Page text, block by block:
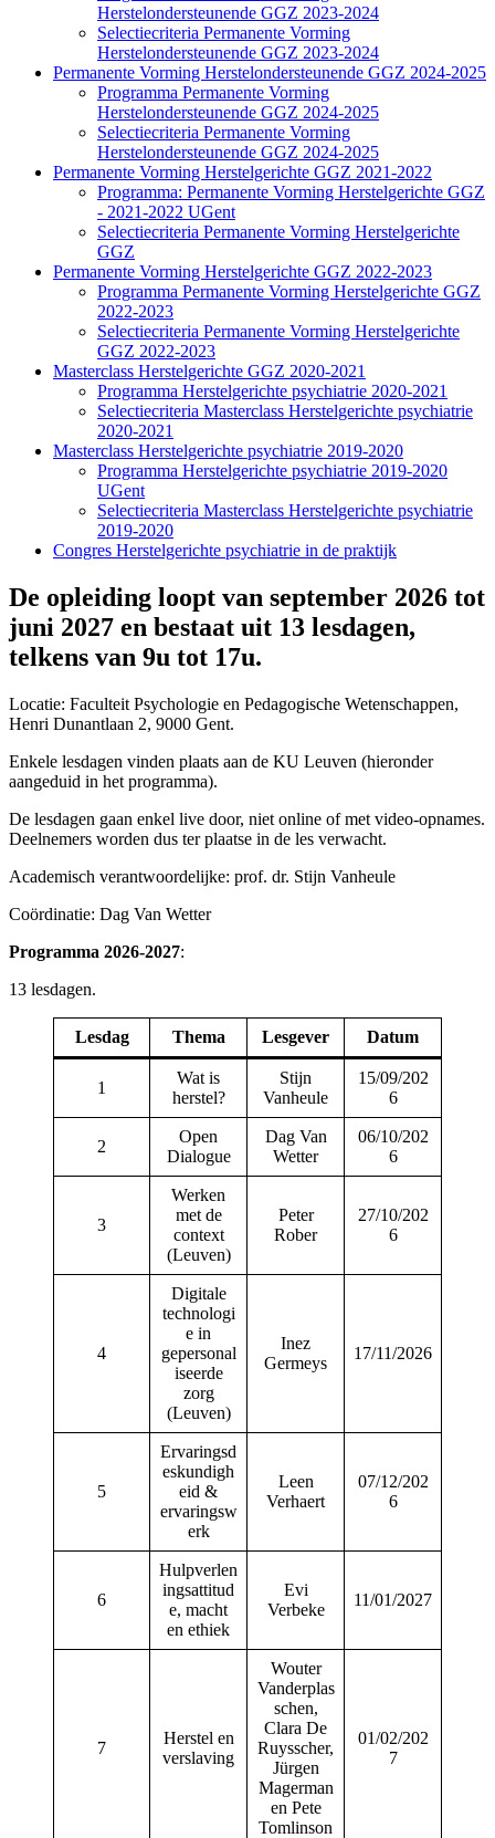
Herstelondersteunende GGZ 2023-2024
Selectiecriteria Permanente Vorming
Herstelondersteunende GGZ 2023-2024
Permanente Vorming Herstelondersteunende GGZ 2024-2025
Programma Permanente Vorming
Herstelondersteunende GGZ 2024-2025
Selectiecriteria Permanente Vorming
Herstelondersteunende GGZ 2024-2025
Permanente Vorming Herstelgerichte GGZ 2021-2022
Programma: Permanente Vorming Herstelgerichte GGZ
- 2021-2022 UGent
Selectiecriteria Permanente Vorming Herstelgerichte
GGZ
Permanente Vorming Herstelgerichte GGZ 2022-2023
Programma Permanente Vorming Herstelgerichte GGZ
2022-2023
Selectiecriteria Permanente Vorming Herstelgerichte
GGZ 2022-2023
Masterclass Herstelgerichte GGZ 2020-2021
Programma Herstelgerichte psychiatrie 2020-2021
Selectiecriteria Masterclass Herstelgerichte psychiatrie
2020-2021
Masterclass Herstelgerichte psychiatrie 2019-2020
Programma Herstelgerichte psychiatrie 2019-2020
UGent
Selectiecriteria Masterclass Herstelgerichte psychiatrie
2019-2020
Congres Herstelgerichte psychiatrie in de praktijk
De opleiding loopt van september 2026 tot
juni 2027 en bestaat uit 13 lesdagen,
telkens van 9u tot 17u.
Locatie: Faculteit Psychologie en Pedagogische Wetenschappen,
Henri Dunantlaan 2, 9000 Gent.
Enkele lesdagen vinden plaats aan de KU Leuven (hieronder
aangeduid in het programma).
De lesdagen gaan enkel live door, niet online of met video-opnames.
Deelnemers worden dus ter plaatse in de les verwacht.
Academisch verantwoordelijke: prof. dr. Stijn Vanheule
Coördinatie: Dag Van Wetter
Programma 2026-2027:
13 lesdagen.
Lesdag Thema Lesgever Datum
1
Wat is
herstel?
Stijn
Vanheule
15/09/202
6
2
Open
Dialogue
Dag Van
Wetter
06/10/202
6
3
Werken
met de
context
(Leuven)
Peter
Rober
27/10/202
6
4
Digitale
technologi
e in
gepersonal
iseerde
zorg
(Leuven)
Inez
Germeys
17/11/2026
5
Ervaringsd
eskundigh
eid &
ervaringsw
erk
Leen
Verhaert
07/12/202
6
6
Hulpverlen
ingsattitud
e, macht
en ethiek
Evi
Verbeke
11/01/2027
7
Herstel en
verslaving
Wouter
Vanderplas
schen,
Clara De
Ruysscher,
Jürgen
Magerman
en Pete
Tomlinson
01/02/202
7